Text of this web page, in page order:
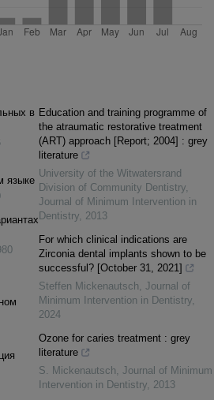
в
языке
Education and training programme of
the atraumatic restorative treatment
(ART) approach [Report; 2004] : grey
literature
University of the Witwatersrand
Division of Community Dentistry,
Journal of Minimum Intervention in
Dentistry, 2013
For which clinical indications are
Zirconia dental implants shown to be
successful? [October 31, 2021]
Steffen Mickenautsch, Journal of
Minimum Intervention in Dentistry,
2024
Ozone for caries treatment : grey
literature
S. Mickenautsch, Journal of Minimum
Intervention in Dentistry, 2013